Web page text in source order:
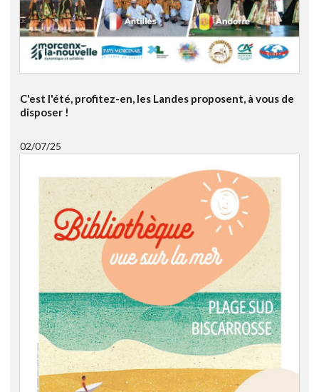
C'est l'été, profitez-en, les Landes proposent, à vous de
disposer !
02/07/25